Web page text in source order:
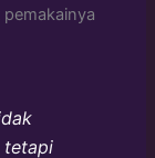
tetapi